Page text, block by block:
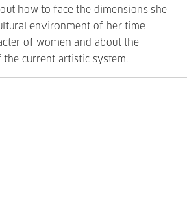
how to face the dimensions she
environment of her time
of women and about the
current artistic system.